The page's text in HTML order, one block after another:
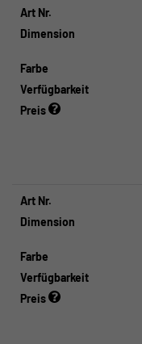
Art Nr.
Dimension
Farbe
Verfügbarkeit
Preis
Art Nr.
Dimension
Farbe
Verfügbarkeit
Preis